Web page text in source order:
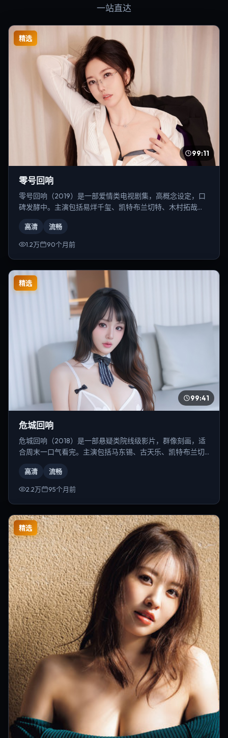
一站直达
精选
99:11
零号回响
零号回响（2019）是一部爱情类电视剧集，高概念设定，口
碑发酵中。主演包括易烊千玺、凯特·布兰切特、木村拓哉
高清 流畅
1.2万 90个月前
精选
99:41
危城回响
危城回响（2018）是一部悬疑类院线级影片，群像刻画，适
合周末一口气看完。主演包括马东锡、古天乐、凯特·布兰切
高清 流畅
2.2万 95个月前
精选